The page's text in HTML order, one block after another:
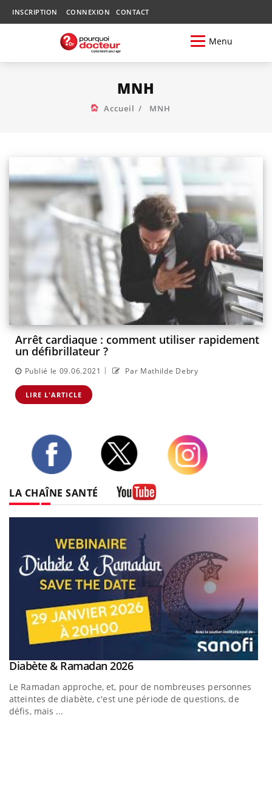
INSCRIPTION CONNEXION CONTACT
Menu
MNH
Accueil MNH
Arrêt cardiaque : comment utiliser rapidement
un défibrillateur ?
Publié le 09.06.2021 | Par Mathilde Debry
LIRE L'ARTICLE
LA CHAÎNE SANTÉ
Youtube
Diabète & Ramadan 2026Youtube
Le Ramadan approche, et, pour de nombreuses personnes
atteintes de diabète, c'est une période de questions, de
défis, mais ...